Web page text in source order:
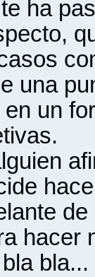
ha
una
un
hacer
bla...